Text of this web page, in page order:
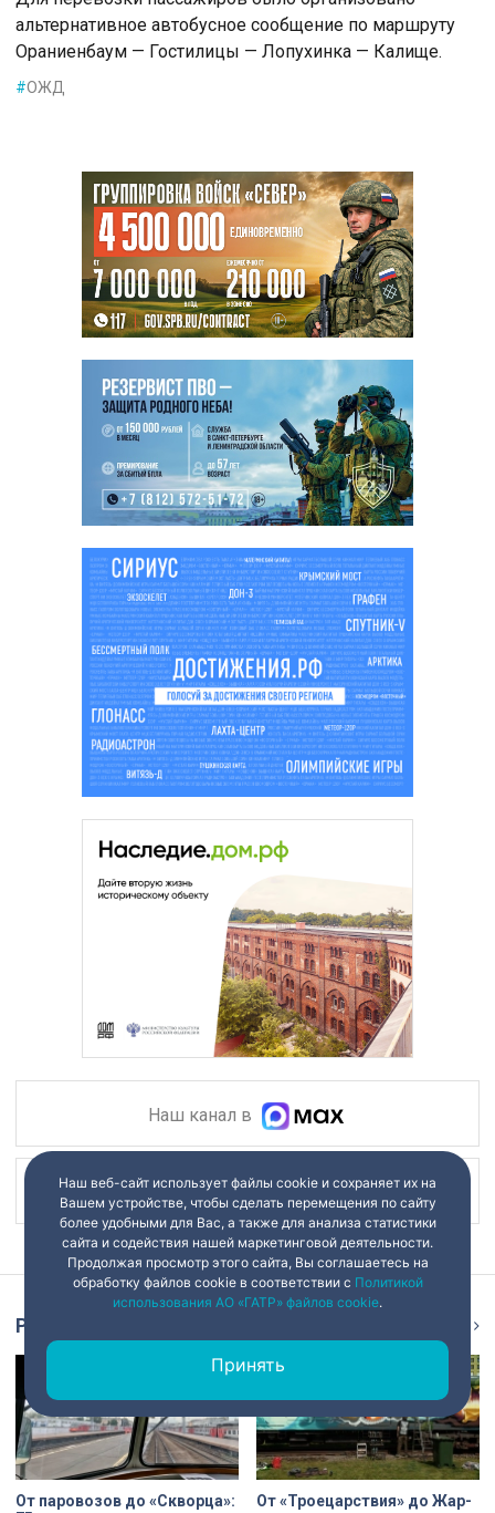
альтернативное автобусное сообщение по маршруту
Ораниенбаум — Гостилицы — Лопухинка — Калище.
#ОЖД
Наш канал в
Наш канал в
Репортаж
От паровозов до «Скворца»:
От «Троецарствия» до Жар-
Наш веб-сайт использует файлы cookie и сохраняет их на
Вашем устройстве, чтобы сделать перемещения по сайту
более удобными для Вас, а также для анализа статистики
сайта и содействия нашей маркетинговой деятельности.
Продолжая просмотр этого сайта, Вы соглашаетесь на
обработку файлов cookie в соответствии с Политикой
использования АО «ГАТР» файлов cookie.
Принять